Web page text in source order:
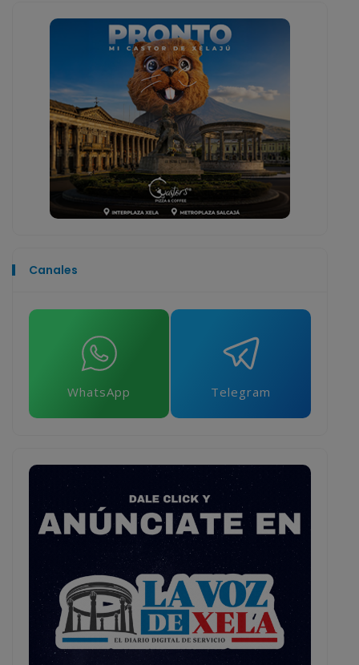
Canales
WhatsApp Telegram